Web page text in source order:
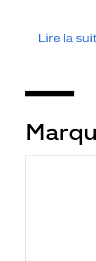
Lire la